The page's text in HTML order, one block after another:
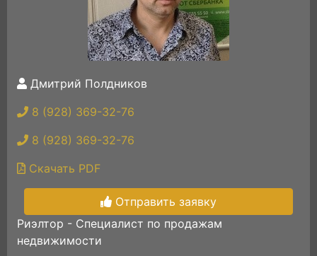
Дмитрий Полдников
8 (928) 369-32-76
8 (928) 369-32-76
Скачать PDF
Отправить заявку
Риэлтор - Специалист по продажам
недвижимости